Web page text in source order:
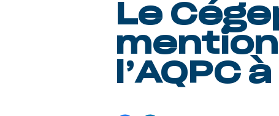
Le
mention
l’AQPC